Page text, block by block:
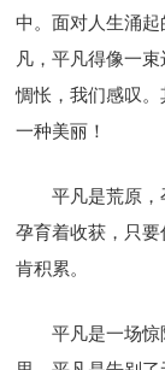
中。面对人生涌
凡，平凡得像一
惆怅，我们感叹
一种美丽！
平凡是荒原，
孕育着收获，只
肯积累。
平凡是一场